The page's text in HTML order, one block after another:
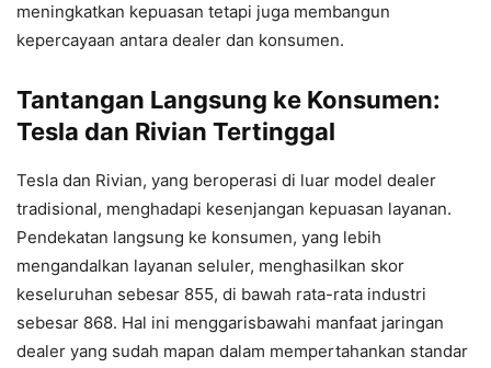
meningkatkan kepuasan tetapi juga membangun
kepercayaan antara dealer dan konsumen.
Tantangan Langsung ke Konsumen:
Tesla dan Rivian Tertinggal
Tesla dan Rivian, yang beroperasi di luar model dealer
tradisional, menghadapi kesenjangan kepuasan layanan.
Pendekatan langsung ke konsumen, yang lebih
mengandalkan layanan seluler, menghasilkan skor
keseluruhan sebesar 855, di bawah rata-rata industri
sebesar 868. Hal ini menggarisbawahi manfaat jaringan
dealer yang sudah mapan dalam mempertahankan standar